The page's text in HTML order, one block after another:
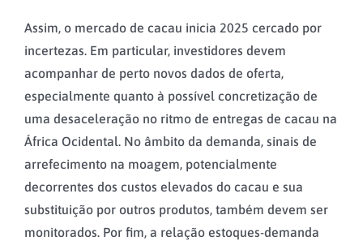
Assim, o mercado de cacau inicia 2025 cercado por
incertezas. Em particular, investidores devem
acompanhar de perto novos dados de oferta,
especialmente quanto à possível concretização de
uma desaceleração no ritmo de entregas de cacau na
África Ocidental. No âmbito da demanda, sinais de
arrefecimento na moagem, potencialmente
decorrentes dos custos elevados do cacau e sua
substituição por outros produtos, também devem ser
monitorados. Por fim, a relação estoques-demanda